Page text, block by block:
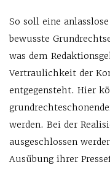
So soll eine
bewusste
was dem
Vertraulichkeit der
entgegensteht. Hier
werden. Bei der
ausgeschlossen
Ausübung ihrer